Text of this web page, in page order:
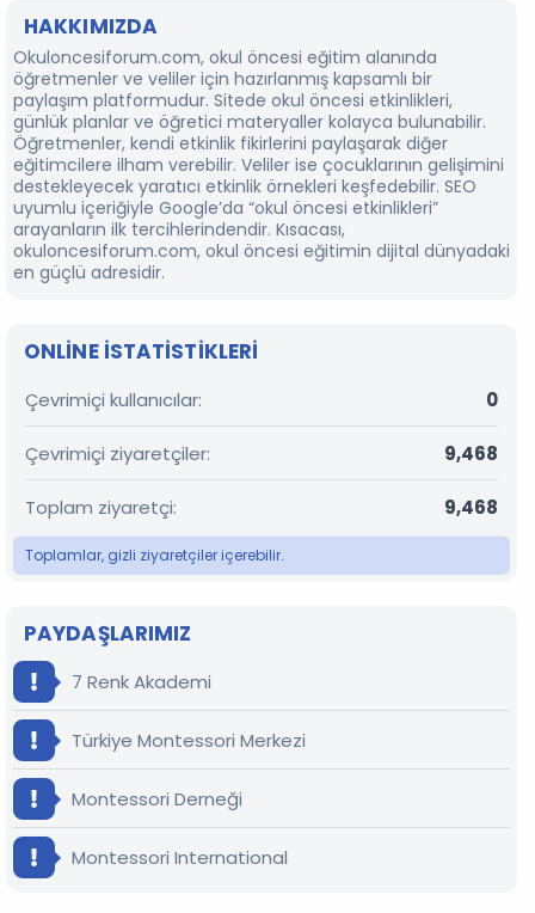
HAKKIMIZDA
Okuloncesiforum.com, okul öncesi eğitim alanında
öğretmenler ve veliler için hazırlanmış kapsamlı bir
paylaşım platformudur. Sitede okul öncesi etkinlikleri,
günlük planlar ve öğretici materyaller kolayca bulunabilir.
Öğretmenler, kendi etkinlik fikirlerini paylaşarak diğer
eğitimcilere ilham verebilir. Veliler ise çocuklarının gelişimini
destekleyecek yaratıcı etkinlik örnekleri keşfedebilir. SEO
uyumlu içeriğiyle Google’da “okul öncesi etkinlikleri”
arayanların ilk tercihlerindendir. Kısacası,
okuloncesiforum.com, okul öncesi eğitimin dijital dünyadaki
en güçlü adresidir.
ONLINE ISTATISTIKLERI
Çevrimiçi kullanıcılar 0
Çevrimiçi ziyaretçiler 9,468
Toplam ziyaretçi 9,468
Toplamlar, gizli ziyaretçiler içerebilir.
PAYDAŞLARIMIZ
7 Renk Akademi
Türkiye Montessori Merkezi
Montessori Derneği
Montessori International